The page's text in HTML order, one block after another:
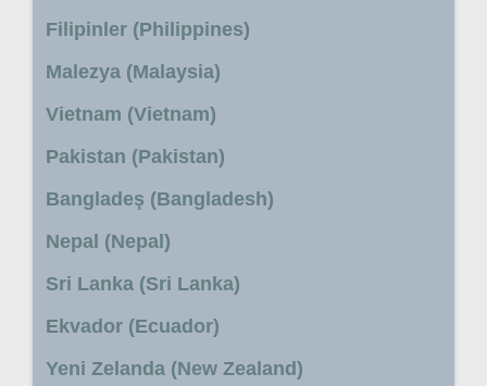
Filipinler (Philippines)
Malezya (Malaysia)
Vietnam (Vietnam)
Pakistan (Pakistan)
Bangladeş (Bangladesh)
Nepal (Nepal)
Sri Lanka (Sri Lanka)
Ekvador (Ecuador)
Yeni Zelanda (New Zealand)